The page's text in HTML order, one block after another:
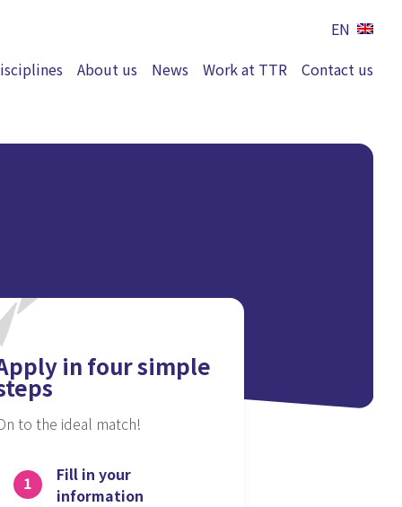
EN
About us News Work at TTR Contact us
in four simple
to the ideal match!
Fill in your
information